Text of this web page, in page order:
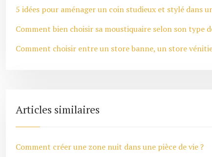
5 idées pour aménager un coin studieux et stylé dans
Comment bien choisir sa moustiquaire selon son type
Comment choisir entre un store banne, un store
Articles similaires
Comment créer une zone nuit dans une pièce de vie ?